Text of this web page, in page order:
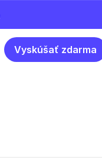
Vyskúšať zdarma